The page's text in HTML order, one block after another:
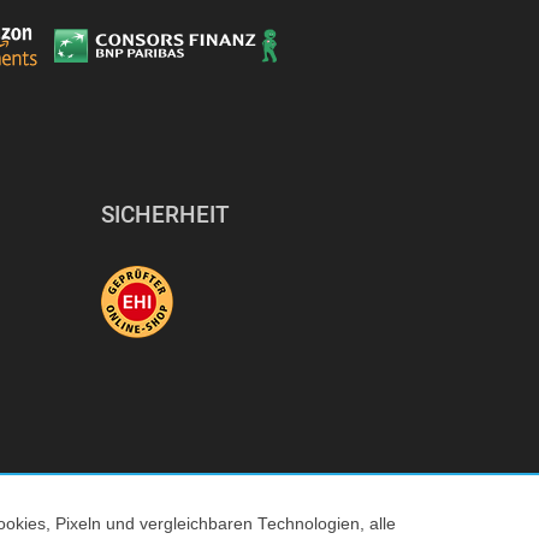
SICHERHEIT
Pixeln und vergleichbaren Technologien, alle